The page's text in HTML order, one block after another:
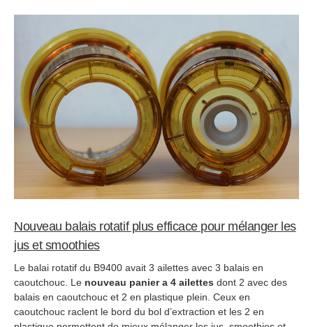
Nouveau balais rotatif plus efficace pour mélanger les
jus et smoothies
Le balai rotatif du B9400 avait 3 ailettes avec 3 balais en
caoutchouc. Le nouveau panier a 4 ailettes dont 2 avec des
balais en caoutchouc et 2 en plastique plein. Ceux en
caoutchouc raclent le bord du bol d’extraction et les 2 en